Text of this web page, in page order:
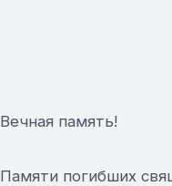
Вечная память!
Памяти погибших